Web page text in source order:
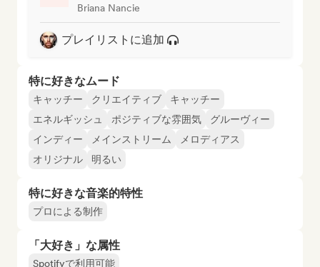
Briana Nancie
プレイリストに追加
特に好きなムード
キャッチー クリエイティブ
キャッチー
エネルギッシュ
ポジティブな雰囲気
グルーヴィー
インディー
メインストリーム
メロディアス
オリジナル
明るい
特に好きな音楽的特性
プロによる制作
「大好き」な属性
Spotifyで利用可能